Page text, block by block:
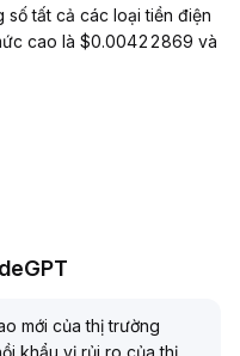
tất cả các loại tiền điện
cao là $0.00422869 và
mới của thị trường
khẩu vị rủi ro của thị